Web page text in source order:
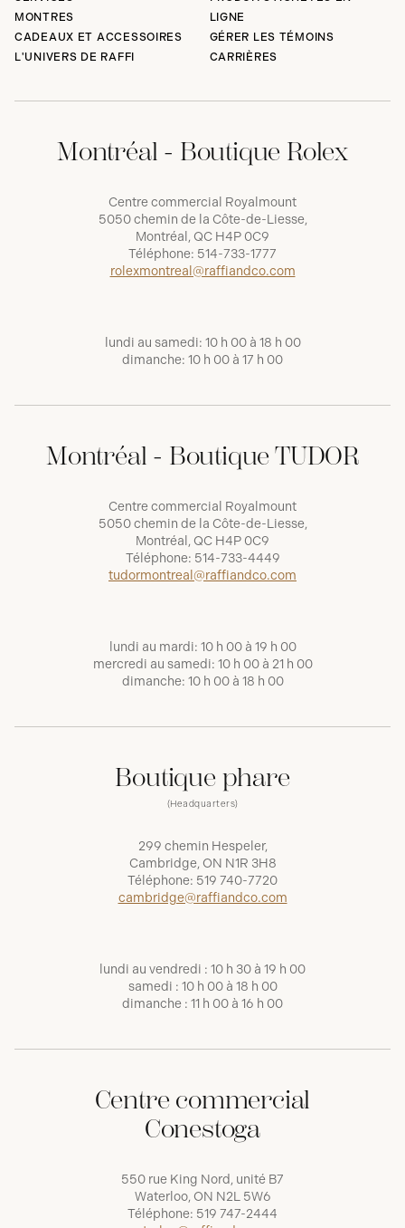
MONTRES
CADEAUX ET ACCESSOIRES
L'UNIVERS DE RAFFI
LIGNE
GÉRER LES TÉMOINS
CARRIÈRES
Montréal - Boutique Rolex
Centre commercial Royalmount
5050 chemin de la Côte-de-Liesse,
Montréal, QC H4P 0C9
Téléphone: 514-733-1777
rolexmontreal@raffiandco.com
lundi au samedi: 10 h 00 à 18 h 00
dimanche: 10 h 00 à 17 h 00
Montréal - Boutique TUDOR
Centre commercial Royalmount
5050 chemin de la Côte-de-Liesse,
Montréal, QC H4P 0C9
Téléphone: 514-733-4449
tudormontreal@raffiandco.com
lundi au mardi: 10 h 00 à 19 h 00
mercredi au samedi: 10 h 00 à 21 h 00
dimanche: 10 h 00 à 18 h 00
Boutique phare
(Headquarters)
299 chemin Hespeler,
Cambridge, ON N1R 3H8
Téléphone: 519 740-7720
cambridge@raffiandco.com
lundi au vendredi : 10 h 30 à 19 h 00
samedi : 10 h 00 à 18 h 00
dimanche : 11 h 00 à 16 h 00
Centre commercial
Conestoga
550 rue King Nord, unité B7
Waterloo, ON N2L 5W6
Téléphone: 519 747-2444